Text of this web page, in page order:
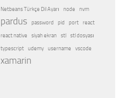
Netbeans Türkçe Dil Ayarı
node nvm
pardus password pid port
react
react native
siyah ekran stl
stl dosyası
typescript
udemy username vscode
xamarin